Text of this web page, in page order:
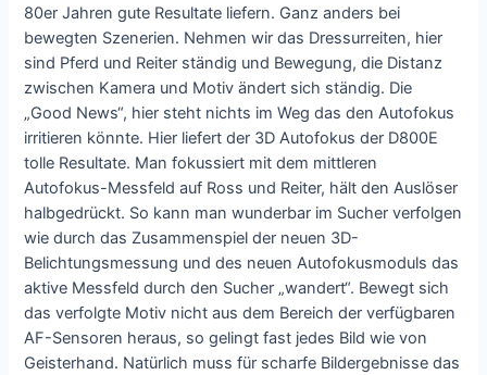
80er Jahren gute Resultate liefern. Ganz anders bei
bewegten Szenerien. Nehmen wir das Dressurreiten, hier
sind Pferd und Reiter ständig und Bewegung, die Distanz
zwischen Kamera und Motiv ändert sich ständig. Die
„Good News“, hier steht nichts im Weg das den Autofokus
irritieren könnte. Hier liefert der 3D Autofokus der D800E
tolle Resultate. Man fokussiert mit dem mittleren
Autofokus-Messfeld auf Ross und Reiter, hält den Auslöser
halbgedrückt. So kann man wunderbar im Sucher verfolgen
wie durch das Zusammenspiel der neuen 3D-
Belichtungsmessung und des neuen Autofokusmoduls das
aktive Messfeld durch den Sucher „wandert“. Bewegt sich
das verfolgte Motiv nicht aus dem Bereich der verfügbaren
AF-Sensoren heraus, so gelingt fast jedes Bild wie von
Geisterhand. Natürlich muss für scharfe Bildergebnisse das